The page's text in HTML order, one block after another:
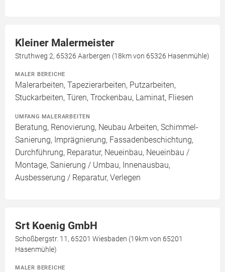
Kleiner Malermeister
Struthweg 2, 65326 Aarbergen (18km von 65326 Hasenmühle)
MALER BEREICHE
Malerarbeiten, Tapezierarbeiten, Putzarbeiten,
Stuckarbeiten, Türen, Trockenbau, Laminat, Fliesen
UMFANG MALERARBEITEN
Beratung, Renovierung, Neubau Arbeiten, Schimmel-
Sanierung, Imprägnierung, Fassadenbeschichtung,
Durchführung, Reparatur, Neueinbau, Neueinbau /
Montage, Sanierung / Umbau, Innenausbau,
Ausbesserung / Reparatur, Verlegen
Srt Koenig GmbH
Schoßbergstr. 11, 65201 Wiesbaden (19km von 65201
Hasenmühle)
MALER BEREICHE